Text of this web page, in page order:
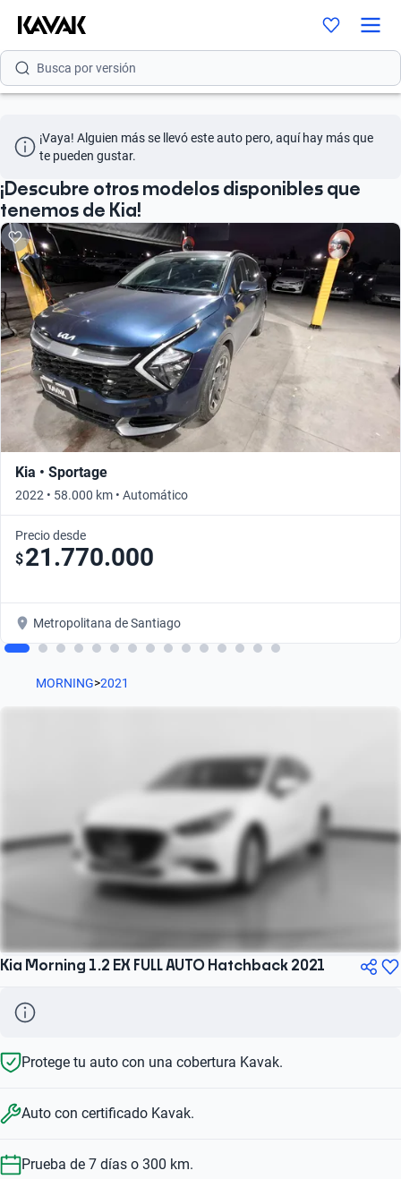
Busca por modelo
Busca por versión
Busca por marca
Busca por modelo
Busca por versión
Busca por año
¡Vaya! Alguien más se llevó este auto pero, aquí hay más que
te pueden gustar.
¡Descubre otros modelos disponibles que
tenemos de Kia!
Kia • Sportage
2022 • 58.000 km • Automático
Precio desde
$21.770.000
Metropolitana de Santiago
MORNING>2021
Kia Morning 1.2 EX FULL AUTO Hatchback 2021
Protege tu auto con una cobertura Kavak.
Auto con certificado Kavak.
Prueba de 7 días o 300 km.